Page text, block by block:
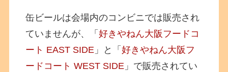
缶ビールは会場内のコンビニでは販売され
ていませんが、
「好きやねん大阪フードコ
ート EAST SIDE 」と「好きやねん大阪フ
ードコート WEST SIDE 」で販売されてい